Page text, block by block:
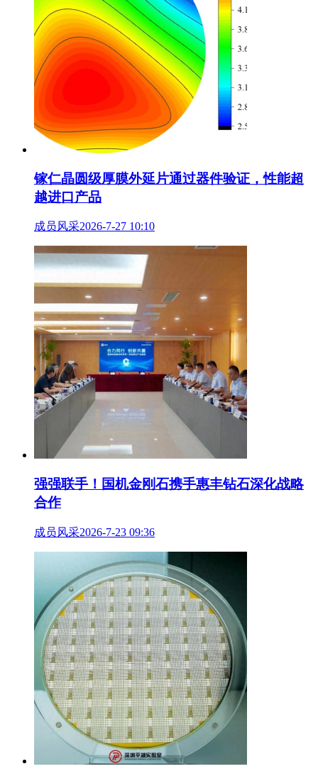
镓仁晶圆级厚膜外延片通过器件验证，性能超
越进口产品
成员风采2026-7-27 10:10
强强联手！国机金刚石携手惠丰钻石深化战略
合作
成员风采2026-7-23 09:36